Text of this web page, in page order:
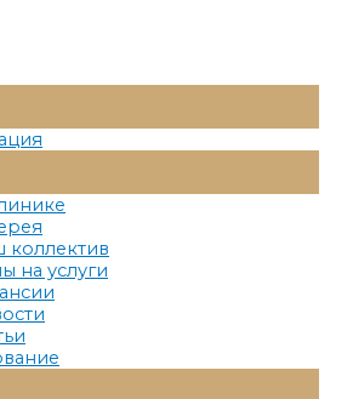
Меню
Меню
коллектив
на услуги